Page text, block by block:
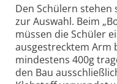
Den Schülern stehen
zur Auswahl. Beim
müssen die Schüler
ausgestrecktem Arm
mindestens 400g
den Bau